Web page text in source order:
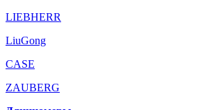
LIEBHERR
LiuGong
CASE
ZAUBERG